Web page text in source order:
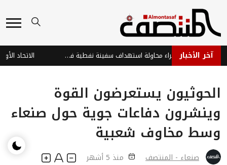
آخر الأخبار استشهاد صياد جراء محاولة استهداف سفينة نفطية في البحر الأحمر
الحوثيون يستعرضون القوة
وينشرون دفاعات جوية حول صنعاء
وسط مخاوف شعبية
صنعاء - المنتصف منذ 5 أشهر